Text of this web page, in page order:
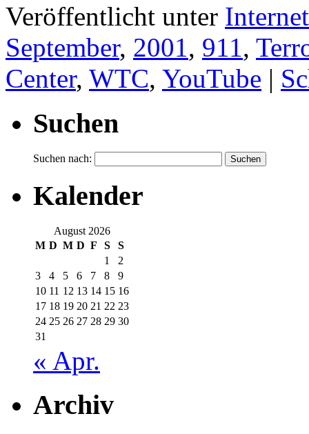
Veröffentlicht unter
September, 2001, 911,
Center, WTC, YouTube |
Suchen
Suchen nach:
Kalender
August 2026
M D M D F S
S
1
2
3
4 5 6 7 8
9
10 11 12 13 14 15 16
17 18 19 20 21 22 23
24 25 26 27 28 29 30
31
« Apr.
Archiv